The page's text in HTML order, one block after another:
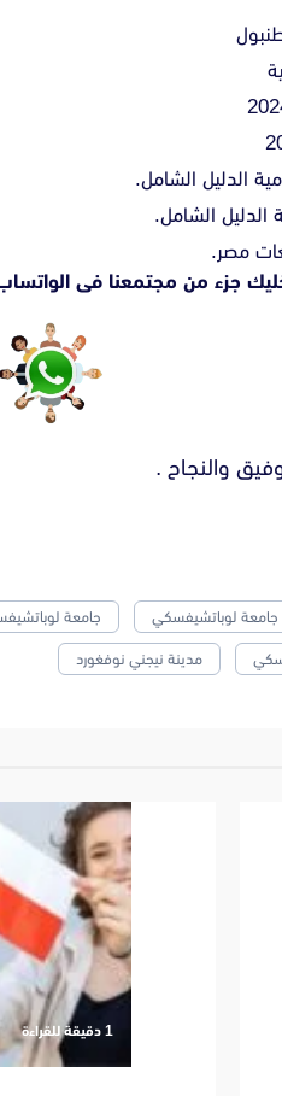
الدليل الشامل.
الدليل الشامل.
مصر.
جزء من مجتمعنا فى
والنجاح .
جامعة لوباتشيفسكي جامعة
مدينة نيجني نوفغورد
‫1 دقيقة للقراءة